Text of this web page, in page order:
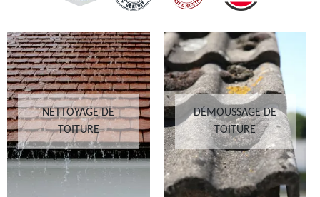
NETTOYAGE DE
TOITURE
DÉMOUSSAGE DE
TOITURE